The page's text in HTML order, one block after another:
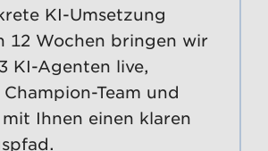
KI-Umsetzung
12 Wochen bringen wir
KI-Agenten live,
Team und
Ihnen einen klaren